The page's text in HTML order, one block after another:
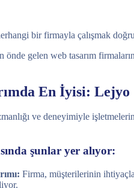
bir firmayla çalışmak
gelen web tasarım
En İyisi: Lejyo
ve deneyimiyle
şunlar yer alıyor:
Firma, müşterilerinin